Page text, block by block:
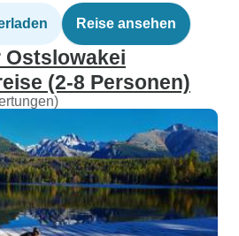
Reise ansehen
Ostslowakei
(2-8 Personen)